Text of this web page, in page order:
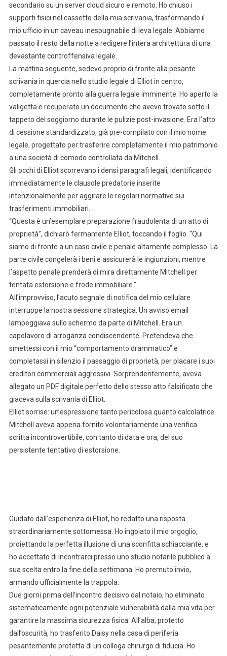
secondario su un server cloud sicuro e remoto. Ho chiuso i
supporti fisici nel cassetto della mia scrivania, trasformando il
mio ufficio in un caveau inespugnabile di leva legale. Abbiamo
passato il resto della notte a redigere l’intera architettura di una
devastante controffensiva legale.
La mattina seguente, sedevo proprio di fronte alla pesante
scrivania in quercia nello studio legale di Elliot in centro,
completamente pronto alla guerra legale imminente. Ho aperto la
valigetta e recuperato un documento che avevo trovato sotto il
tappeto del soggiorno durante le pulizie post-invasione. Era l’atto
di cessione standardizzato, già pre-compilato con il mio nome
legale, progettato per trasferire completamente il mio patrimonio
a una società di comodo controllata da Mitchell.
Gli occhi di Elliot scorrevano i densi paragrafi legali, identificando
immediatamente le clausole predatorie inserite
intenzionalmente per aggirare le regolari normative sui
trasferimenti immobiliari.
“Questa è un’esemplare preparazione fraudolenta di un atto di
proprietà”, dichiarò fermamente Elliot, toccando il foglio. “Qui
siamo di fronte a un caso civile e penale altamente complesso. La
parte civile congelerà i beni e assicurerà le ingiunzioni, mentre
l’aspetto penale prenderà di mira direttamente Mitchell per
tentata estorsione e frode immobiliare.”
All’improvviso, l’acuto segnale di notifica del mio cellulare
interruppe la nostra sessione strategica. Un avviso email
lampeggiava sullo schermo da parte di Mitchell. Era un
capolavoro di arroganza condiscendente. Pretendeva che
smettessi con il mio “comportamento drammatico” e
completassi in silenzio il passaggio di proprietà, per placare i suoi
creditori commerciali aggressivi. Sorprendentemente, aveva
allegato un PDF digitale perfetto dello stesso atto falsificato che
giaceva sulla scrivania di Elliot.
Elliot sorrise: un’espressione tanto pericolosa quanto calcolatrice.
Mitchell aveva appena fornito volontariamente una verifica
scritta incontrovertibile, con tanto di data e ora, del suo
persistente tentativo di estorsione.
Guidato dall’esperienza di Elliot, ho redatto una risposta
straordinariamente sottomessa. Ho ingoiato il mio orgoglio,
proiettando la perfetta illusione di una sconfitta schiacciante, e
ho accettato di incontrarci presso uno studio notarile pubblico a
sua scelta entro la fine della settimana. Ho premuto invio,
armando ufficialmente la trappola.
Due giorni prima dell’incontro decisivo dal notaio, ho eliminato
sistematicamente ogni potenziale vulnerabilità dalla mia vita per
garantire la massima sicurezza fisica. All’alba, protetto
dall’oscurità, ho trasferito Daisy nella casa di periferia
pesantemente protetta di un collega chirurgo di fiducia. Ho